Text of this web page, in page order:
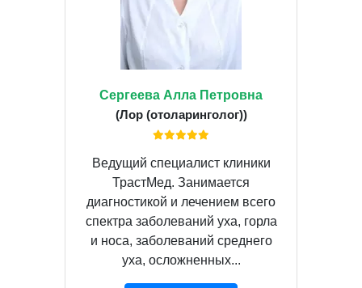
Сергеева Алла Петровна
(Лор (отоларинголог))
Ведущий специалист клиники
ТрастМед. Занимается
диагностикой и лечением всего
спектра заболеваний уха, горла
и носа, заболеваний среднего
уха, осложненных...